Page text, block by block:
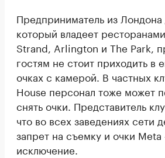
Предприниматель из
который владеет
Strand, Arlington и The Park,
гостям не стоит приходить в
очках с камерой. В частных
House персонал тоже может
снять очки. Представитель
что во всех заведениях сети
запрет на съемку и очки
исключение.